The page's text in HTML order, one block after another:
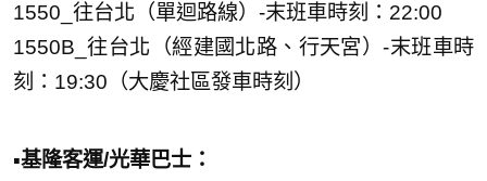
1550_往台北（單迴路線）-末班車時刻：22:00
1550B_往台北（經建國北路、行天宮）-末班車時
刻：19:30（大慶社區發車時刻）
▪️基隆客運/光華巴士：